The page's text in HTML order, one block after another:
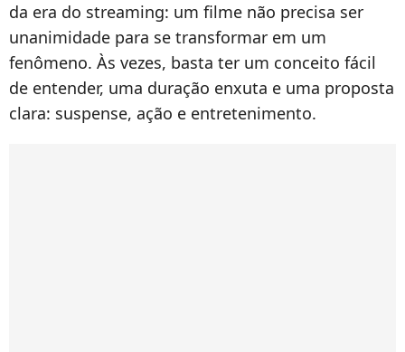
da era do streaming: um filme não precisa ser
unanimidade para se transformar em um
fenômeno. Às vezes, basta ter um conceito fácil
de entender, uma duração enxuta e uma proposta
clara: suspense, ação e entretenimento.